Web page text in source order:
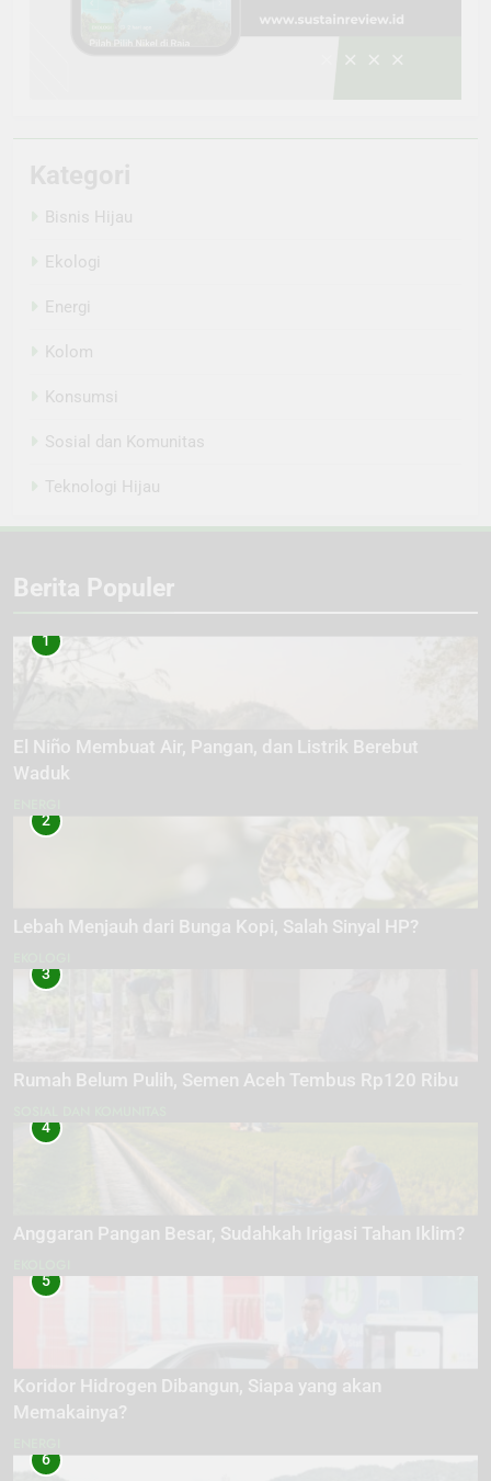
Bisnis Hijau
Ekologi
Energi
Kolom
Konsumsi
Sosial dan Komunitas
Teknologi Hijau
Berita Populer
1
El Niño Membuat Air, Pangan, dan Listrik Berebut
Waduk
2
Lebah Menjauh dari Bunga Kopi, Salah Sinyal HP?
3
Rumah Belum Pulih, Semen Aceh Tembus Rp120 Ribu
4
Anggaran Pangan Besar, Sudahkah Irigasi Tahan Iklim?
5
Koridor Hidrogen Dibangun, Siapa yang akan
Memakainya?
6